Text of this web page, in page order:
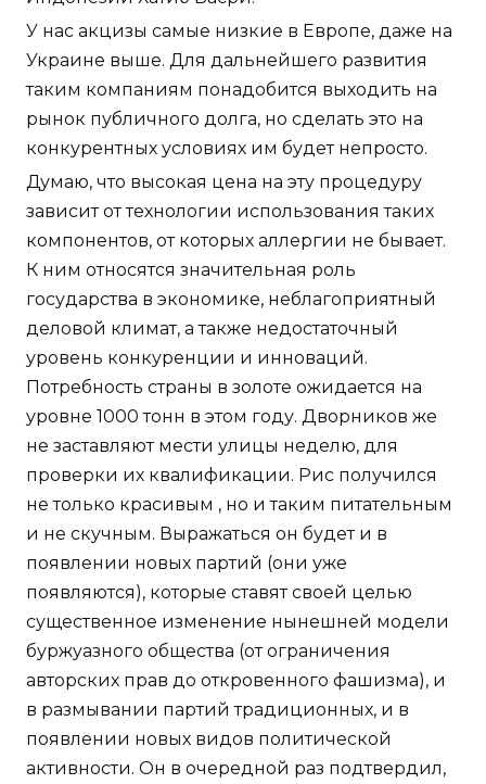
У нас акцизы самые низкие в Европе, даже на
Украине выше. Для дальнейшего развития
таким компаниям понадобится выходить на
рынок публичного долга, но сделать это на
конкурентных условиях им будет непросто.
Думаю, что высокая цена на эту процедуру
зависит от технологии использования таких
компонентов, от которых аллергии не бывает.
К ним относятся значительная роль
государства в экономике, неблагоприятный
деловой климат, а также недостаточный
уровень конкуренции и инноваций.
Потребность страны в золоте ожидается на
уровне 1000 тонн в этом году. Дворников же
не заставляют мести улицы неделю, для
проверки их квалификации. Рис получился
не только красивым , но и таким питательным
и не скучным. Выражаться он будет и в
появлении новых партий (они уже
появляются), которые ставят своей целью
существенное изменение нынешней модели
буржуазного общества (от ограничения
авторских прав до откровенного фашизма), и
в размывании партий традиционных, и в
появлении новых видов политической
активности. Он в очередной раз подтвердил,